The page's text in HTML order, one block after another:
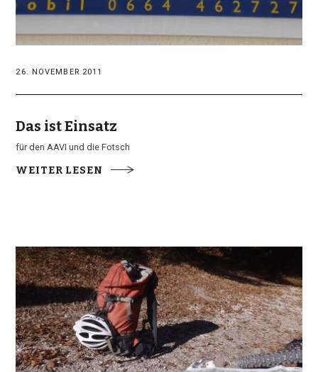
26. NOVEMBER 2011
Das ist Einsatz
für den AAVI und die Fotsch
WEITER LESEN